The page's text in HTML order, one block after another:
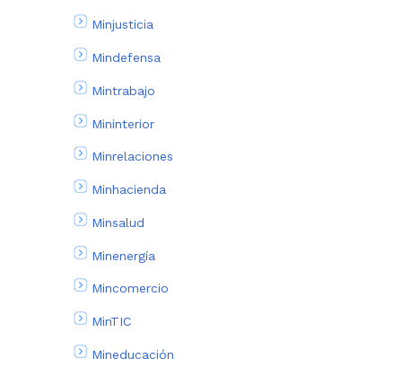
Minjusticia
Mindefensa
Mintrabajo
Mininterior
Minrelaciones
Minhacienda
Minsalud
Minenergía
Mincomercio
MinTIC
Mineducación